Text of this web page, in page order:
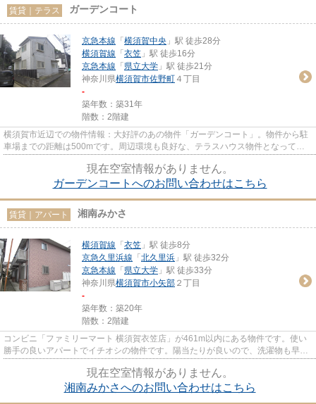
賃貸｜テラス ガーデンコート
京急本線 「 横須賀中央 」駅 徒歩28分
横須賀線 「 衣笠 」駅 徒歩16分
京急本線 「 県立大学 」駅 徒歩21分
神奈川県横須賀市佐野町 ４丁目
-
築年数：築31年
階数：2階建
横須賀市近辺での物件情報：大好評のあの物件「ガーデンコート」。物件から駐
車場までの距離は500mです。周辺環境も良好な、テラスハウス物件となってお
現在空室情報がありません。
ガーデンコートへのお問い合わせはこちら
賃貸｜アパート 湘南みかさ
横須賀線 「 衣笠 」駅 徒歩8分
京急久里浜線 「 北久里浜 」駅 徒歩32分
京急本線 「 県立大学 」駅 徒歩33分
神奈川県横須賀市小矢部 ２丁目
-
築年数：築20年
階数：2階建
コンビニ「ファミリーマート 横須賀衣笠店」が461m以内にある物件です。使い
勝手の良いアパートでイチオシの物件です。陽当たりが良いので、洗濯物も早く
現在空室情報がありません。
湘南みかさへのお問い合わせはこちら